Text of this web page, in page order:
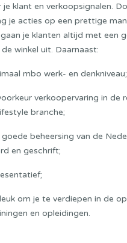
klant en verkoopsignalen.
je acties op een prettige
je klanten altijd met een
winkel uit. Daarnaast:
mbo werk- en denkniveau;
verkoopervaring in de
branche;
goede beheersing van de
en geschrift;
om je te verdiepen in de
en opleidingen.